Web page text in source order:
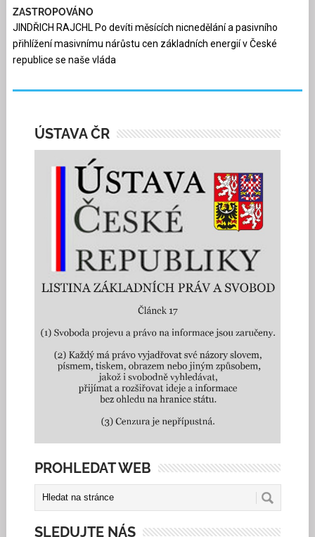
ZASTROPOVÁNO
JINDŘICH RAJCHL Po devíti měsících nicnedělání a pasivního
přihlížení masivnímu nárůstu cen základních energií v České
republice se naše vláda
ÚSTAVA ČR
PROHLEDAT WEB
SLEDUJTE NÁS